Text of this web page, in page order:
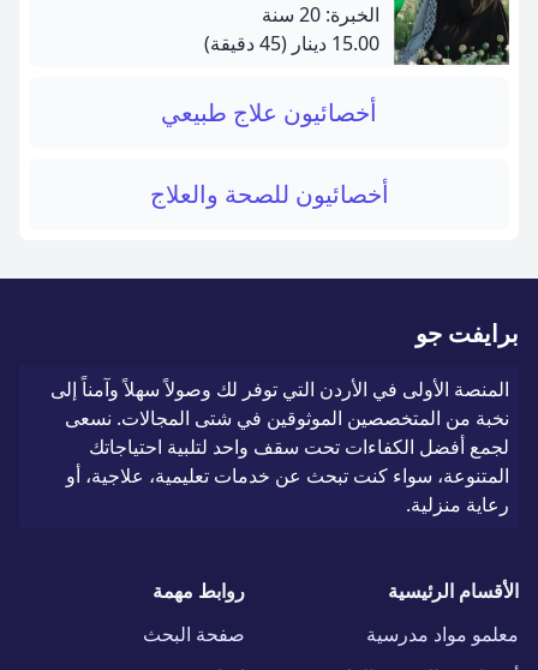
الخبرة: 20 سنة
15.00 دينار
(45 دقيقة)
أخصائيون علاج طبيعي
أخصائيون للصحة والعلاج
برايفت جو
المنصة الأولى في الأردن التي توفر لك وصولاً سهلاً وآمناً إلى
نخبة من المتخصصين الموثوقين في شتى المجالات. نسعى
لجمع أفضل الكفاءات تحت سقف واحد لتلبية احتياجاتك
المتنوعة، سواء كنت تبحث عن خدمات تعليمية، علاجية، أو
رعاية منزلية.
الأقسام الرئيسية
معلمو مواد مدرسية
روابط مهمة
صفحة البحث